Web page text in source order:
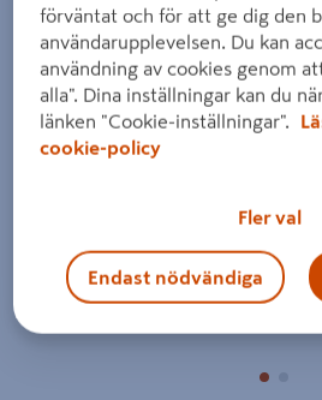
Föregående
förväntat och för att ge dig den
användarupplevelsen. Du kan
användning av cookies genom
alla". Dina inställningar kan du
länken "Cookie-inställningar".
cookie-policy
Fler val
Endast nödvändiga